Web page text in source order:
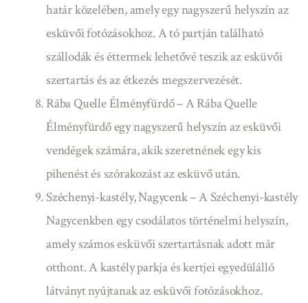
határ közelében, amely egy nagyszerű helyszín az
esküvői fotózásokhoz. A tó partján található
szállodák és éttermek lehetővé teszik az esküvői
szertartás és az étkezés megszervezését.
Rába Quelle Élményfürdő – A Rába Quelle
Élményfürdő egy nagyszerű helyszín az esküvői
vendégek számára, akik szeretnének egy kis
pihenést és szórakozást az esküvő után.
Széchenyi-kastély, Nagycenk – A Széchenyi-kastély
Nagycenkben egy csodálatos történelmi helyszín,
amely számos esküvői szertartásnak adott már
otthont. A kastély parkja és kertjei egyedülálló
látványt nyújtanak az esküvői fotózásokhoz.